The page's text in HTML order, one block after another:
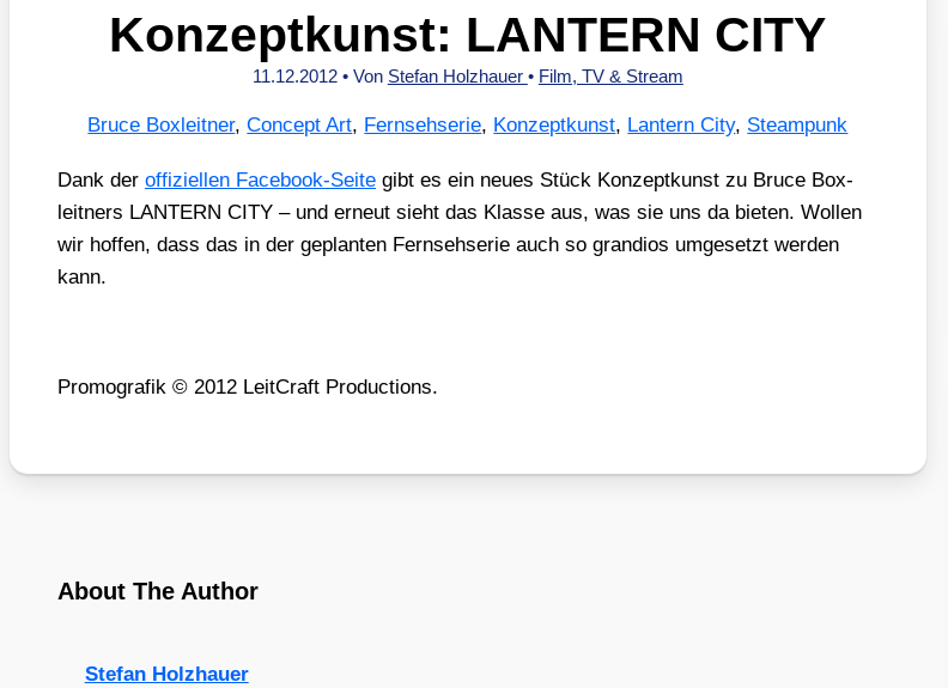
Konzeptkunst: LANTERN CITY
11.12.2012 • Von Stefan Holzhauer • Film, TV & Stream
Bruce Boxleitner,Concept Art, Fernsehserie, Konzeptkunst, Lantern City, Steampunk
Dank der offi­zi­el­len Face­book-Sei­te gibt es ein neu­es Stück Kon­zept­kunst zu Bruce Box­
leit­ners LANTERN CITY – und erneut sieht das Klas­se aus, was sie uns da bie­ten. Wol­len
wir hof­fen, dass das in der geplan­ten Fern­seh­se­rie auch so gran­di­os umge­setzt wer­den
kann.
Pro­mo­gra­fik © 2012 Leit­Craft Pro­duc­tions.
About The Author
Stefan Holzhauer